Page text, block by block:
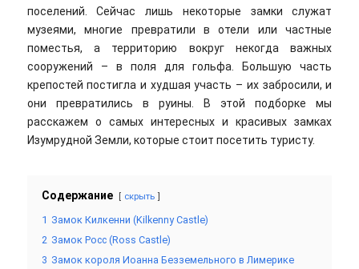
поселений. Сейчас лишь некоторые замки служат
музеями, многие превратили в отели или частные
поместья, а территорию вокруг некогда важных
сооружений – в поля для гольфа. Большую часть
крепостей постигла и худшая участь – их забросили, и
они превратились в руины. В этой подборке мы
расскажем о самых интересных и красивых замках
Изумрудной Земли, которые стоит посетить туристу.
Содержание скрыть
1 Замок Килкенни (Kilkenny Castle)
2 Замок Росс (Ross Castle)
3 Замок короля Иоанна Безземельного в Лимерике